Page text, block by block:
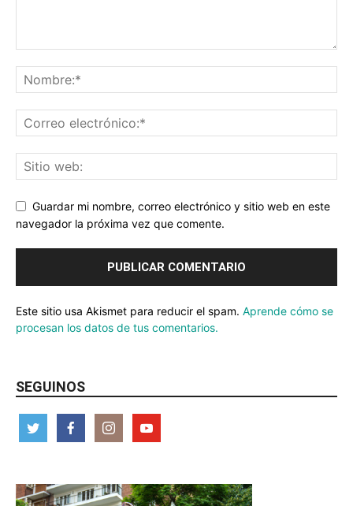
Guardar mi nombre, correo electrónico y sitio web en este
navegador la próxima vez que comente.
Este sitio usa Akismet para reducir el spam. Aprende cómo se
procesan los datos de tus comentarios.
SEGUINOS